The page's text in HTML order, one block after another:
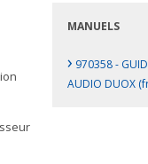
MANUELS
› 970358 -
AUDIO DUOX